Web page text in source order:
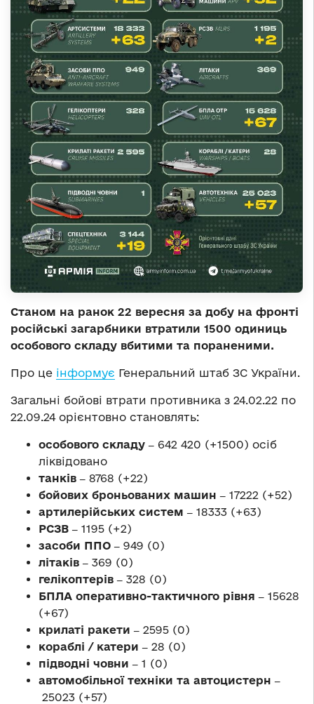
Станом на ранок 22 вересня за добу на фронті
російські загарбники втратили 1500 одиниць
особового складу вбитими та пораненими.
Про це інформує Генеральний штаб ЗС України.
Загальні бойові втрати противника з 24.02.22 по
22.09.24 орієнтовно становлять:
особового складу ‒ 642 420 (+1500) осіб
ліквідовано
танків ‒ 8768 (+22)
бойових броньованих машин ‒ 17222 (+52)
артилерійських систем ‒ 18333 (+63)
РСЗВ ‒ 1195 (+2)
засоби ППО ‒ 949 (0)
літаків ‒ 369 (0)
гелікоптерів ‒ 328 (0)
БПЛА оперативно-тактичного рівня ‒ 15628
(+67)
крилаті ракети ‒ 2595 (0)
кораблі / катери ‒ 28 (0)
підводні човни ‒ 1 (0)
автомобільної техніки та автоцистерн ‒
25023 (+57)